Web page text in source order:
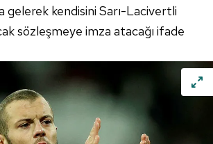
kendisini Sarı-Lacivertli
sözleşmeye imza atacağı ifade